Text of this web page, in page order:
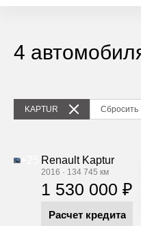
4
KAPTUR Сбросить
Renault Kaptur
2016 · 134 745 км
1 530 000 ₽
Расчет кредита